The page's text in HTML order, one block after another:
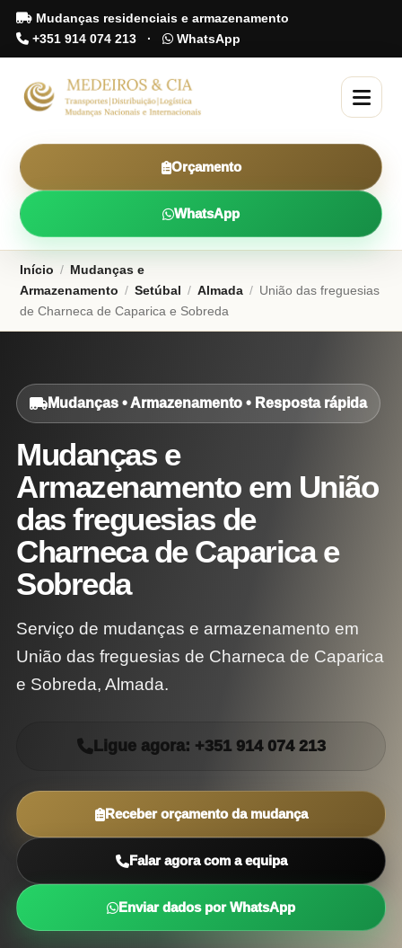
Mudanças residenciais e armazenamento
+351 914 074 213 · WhatsApp
Orçamento
WhatsApp
Início / Mudanças e
Armazenamento / Setúbal / Almada / União das freguesias
de Charneca de Caparica e Sobreda
Mudanças • Armazenamento • Resposta rápida
Mudanças e
Armazenamento em União
das freguesias de
Charneca de Caparica e
Sobreda
Serviço de mudanças e armazenamento em
União das freguesias de Charneca de Caparica
e Sobreda, Almada.
Ligue agora: +351 914 074 213
Receber orçamento da mudança
Falar agora com a equipa
Enviar dados por WhatsApp